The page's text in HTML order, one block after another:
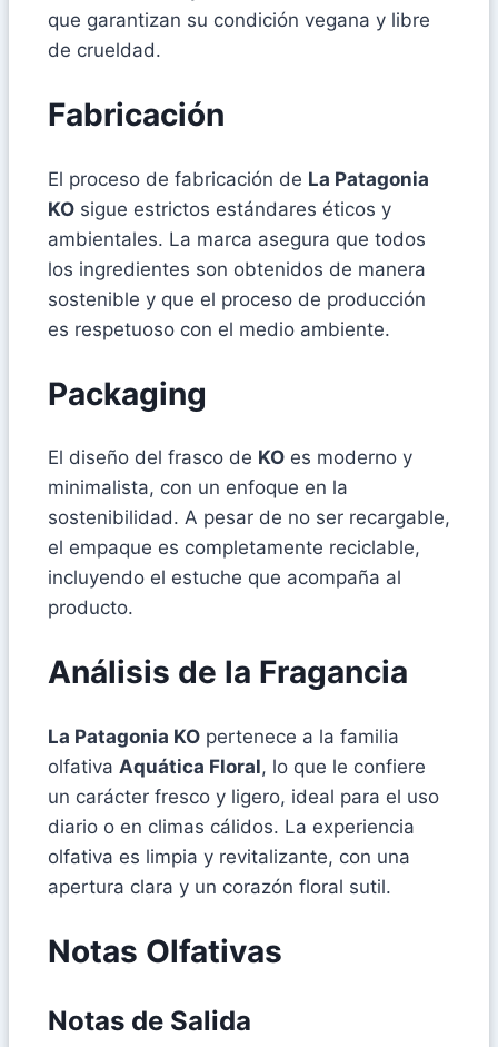
que garantizan su condición vegana y libre
de crueldad.
Fabricación
El proceso de fabricación de La Patagonia
KO sigue estrictos estándares éticos y
ambientales. La marca asegura que todos
los ingredientes son obtenidos de manera
sostenible y que el proceso de producción
es respetuoso con el medio ambiente.
Packaging
El diseño del frasco de KO es moderno y
minimalista, con un enfoque en la
sostenibilidad. A pesar de no ser recargable,
el empaque es completamente reciclable,
incluyendo el estuche que acompaña al
producto.
Análisis de la Fragancia
La Patagonia KO pertenece a la familia
olfativa Aquática Floral, lo que le confiere
un carácter fresco y ligero, ideal para el uso
diario o en climas cálidos. La experiencia
olfativa es limpia y revitalizante, con una
apertura clara y un corazón floral sutil.
Notas Olfativas
Notas de Salida